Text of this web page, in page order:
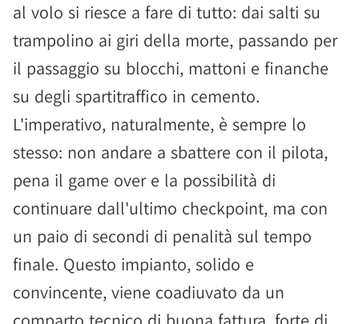
al volo si riesce a fare di tutto: dai salti su
trampolino ai giri della morte, passando per
il passaggio su blocchi, mattoni e finanche
su degli spartitraffico in cemento.
L'imperativo, naturalmente, è sempre lo
stesso: non andare a sbattere con il pilota,
pena il game over e la possibilità di
continuare dall'ultimo checkpoint, ma con
un paio di secondi di penalità sul tempo
finale. Questo impianto, solido e
convincente, viene coadiuvato da un